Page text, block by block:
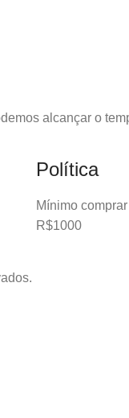
alcançar o
Política
Mínimo
R$1000